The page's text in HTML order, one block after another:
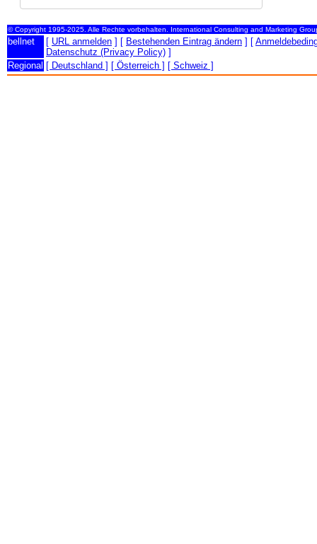
© Copyright 1995-2025. Alle Rechte vorbehalten. International Consulting and Marketing
bellnet [ URL anmelden ] [ Bestehenden Eintrag ändern ] [
Datenschutz (Privacy Policy) ]
Regional [ Deutschland ] [ Österreich ] [ Schweiz ]